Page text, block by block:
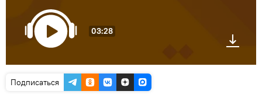
03:28
Подписаться